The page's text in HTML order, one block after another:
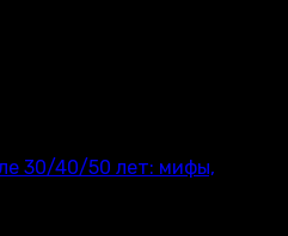
30/40/50 лет: мифы,